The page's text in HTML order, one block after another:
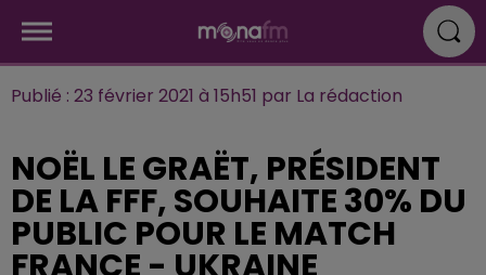
Publié : 23 février 2021 à 15h51 par La rédaction
NOËL LE GRAËT, PRÉSIDENT
DE LA FFF, SOUHAITE 30% DU
PUBLIC POUR LE MATCH